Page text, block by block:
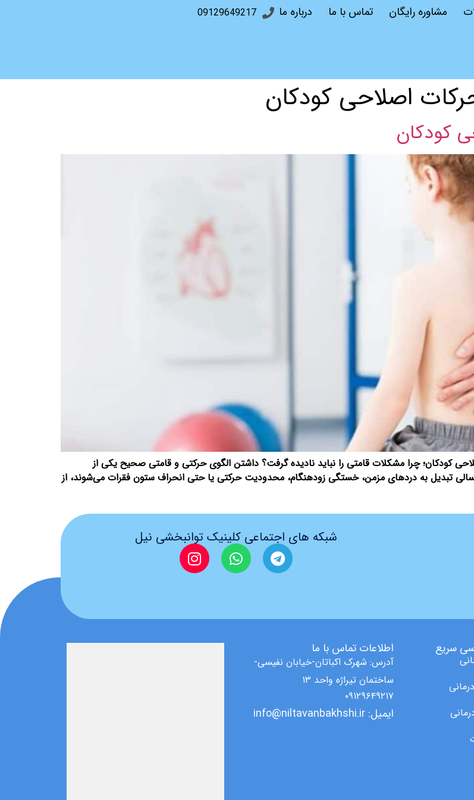
مشاوره رایگان تماس با ما درباره ما 09129649217
اصلاحی کودکان
کودکان
کودکان؛ چرا مشکلات قامتی را نباید نادیده گرفت؟ داشتن الگوی حرکتی و قامتی صحیح یکی از
تبدیل به درد‌های مزمن، خستگی زودهنگام، محدودیت حرکتی یا حتی انحراف ستون فقرات می‌شوند، از
شبکه های اجتماعی کلینیک توانبخشی نیل
سریع اطلاعات تماس با ما
آدرس: شهرک اکباتان-خیابان نفیسی-
ساختمان تیراژه واحد ۱۳
۰۹۱۲۹۶۴۹۲۱۷
ایمیل: info@niltavanbakhshi.ir